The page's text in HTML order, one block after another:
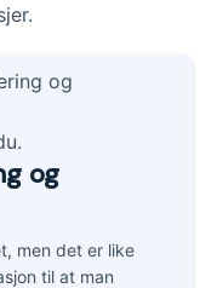
og
men det er like
til at man